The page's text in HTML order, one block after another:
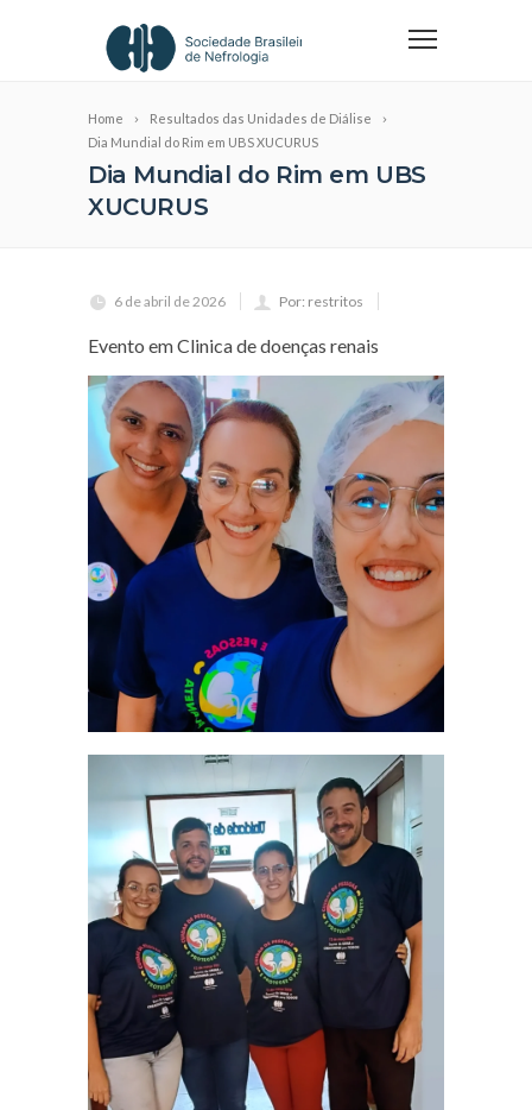
Home
Resultados das Unidades de Diálise
Dia Mundial do Rim em UBS XUCURUS
Dia Mundial do Rim em UBS
XUCURUS
6 de abril de 2026 Por: restritos
Evento em Clinica de doenças renais